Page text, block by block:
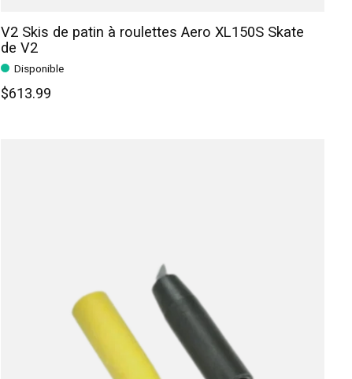
V2 Skis de patin à roulettes Aero XL150S Skate
de V2
Disponible
$613.99